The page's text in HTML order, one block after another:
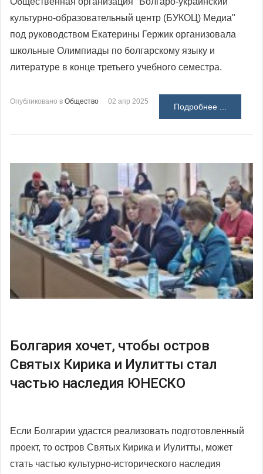
культурно-образовательный центр (БУКОЦ) Медиа"
под руководством Екатерины Гержик организовала
школьные Олимпиады по болгарскому языку и
литературе в конце третьего учебного семестра.
Опубликовано в Общество 02 апр 2025
Подробнее ...
Болгария хочет, чтобы остров
Святых Кирика и Иулитты стал
частью наследия ЮНЕСКО
Если Болгарии удастся реализовать подготовленный
проект, то остров Святых Кирика и Иулитты, может
стать частью культурно-исторического наследия